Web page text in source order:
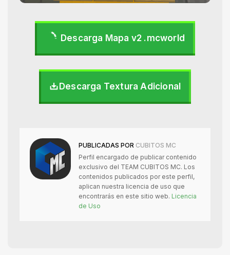
Descarga Mapa v2 .mcworld
Descarga Textura Adicional
PUBLICADAS POR CUBITOS MC
Perfil encargado de publicar contenido
exclusivo del TEAM CUBITOS MC. Los
contenidos publicados por este perfil,
aplican nuestra licencia de uso que
encontrarás en este sitio web. Licencia
de Uso